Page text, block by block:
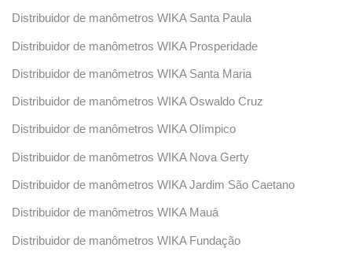
Distribuidor de manômetros WIKA Santa Paula
Distribuidor de manômetros WIKA Prosperidade
Distribuidor de manômetros WIKA Santa Maria
Distribuidor de manômetros WIKA Oswaldo Cruz
Distribuidor de manômetros WIKA Olímpico
Distribuidor de manômetros WIKA Nova Gerty
Distribuidor de manômetros WIKA Jardim São Caetano
Distribuidor de manômetros WIKA Mauá
Distribuidor de manômetros WIKA Fundação